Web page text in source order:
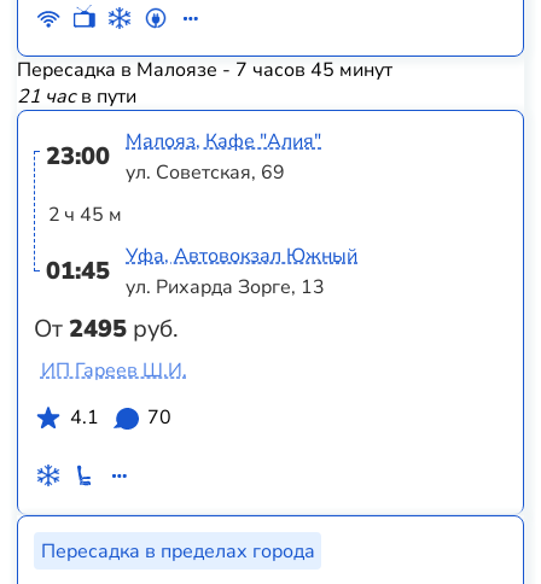
Пересадка в Малоязе - 7 часов 45 минут
21 часв пути
23:00
2 ч 45 м
01:45
От2495 руб.
Малояз, Кафе "Алия"
ул. Советская, 69
Уфа, Автовокзал Южный
ул. Рихарда Зорге, 13
ИП Гареев Ш.И.
4.1
70
Пересадка в пределах города